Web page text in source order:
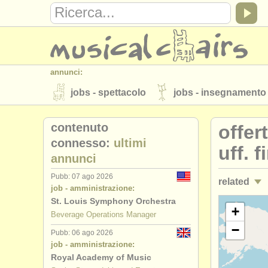
annunci:
jobs - spettacolo jobs - insegnamento
strumenti in vendita strumenti rubati
elenchi:
orchestre e teatri lirici conservatori
musicalchairs:
riguardo musicalchairs contattaci
editori:
pubblica con noi find out about our
uff.
related
jobs -
jobs -
jobs -
+
−
contenuto
connesso: ultimi
annunci
Pubb: 07 ago 2026
job - amministrazione:
St. Louis Symphony Orchestra
Beverage Operations Manager
Pubb: 06 ago 2026
job - amministrazione:
Royal Academy of Music